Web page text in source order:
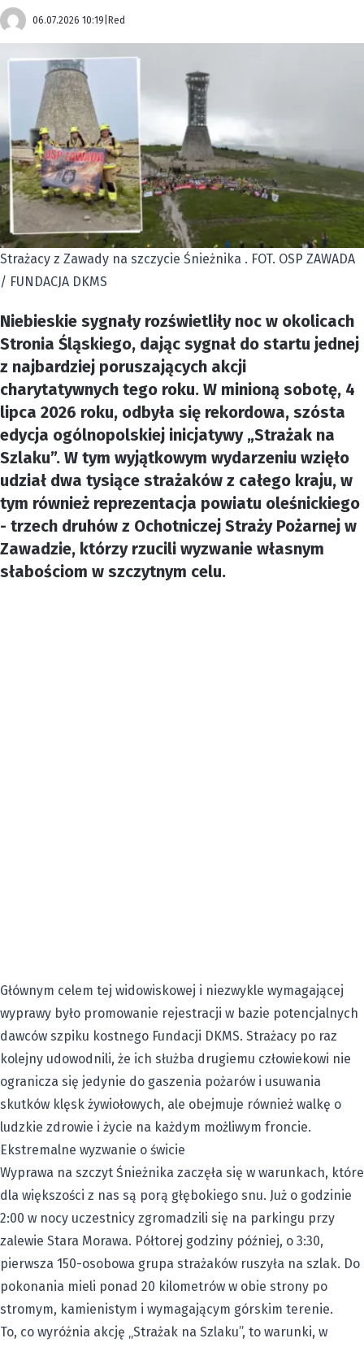
06.07.2026 10:19 Red
Strażacy z Zawady na szczycie Śnieżnika . FOT. OSP ZAWADA
/ FUNDACJA DKMS
Niebieskie sygnały rozświetliły noc w okolicach
Stronia Śląskiego, dając sygnał do startu jednej
z najbardziej poruszających akcji
charytatywnych tego roku. W minioną sobotę, 4
lipca 2026 roku, odbyła się rekordowa, szósta
edycja ogólnopolskiej inicjatywy „Strażak na
Szlaku”. W tym wyjątkowym wydarzeniu wzięło
udział dwa tysiące strażaków z całego kraju, w
tym również reprezentacja powiatu oleśnickiego
- trzech druhów z Ochotniczej Straży Pożarnej w
Zawadzie, którzy rzucili wyzwanie własnym
słabościom w szczytnym celu.
Głównym celem tej widowiskowej i niezwykle wymagającej
wyprawy było promowanie rejestracji w bazie potencjalnych
dawców szpiku kostnego Fundacji DKMS. Strażacy po raz
kolejny udowodnili, że ich służba drugiemu człowiekowi nie
ogranicza się jedynie do gaszenia pożarów i usuwania
skutków klęsk żywiołowych, ale obejmuje również walkę o
ludzkie zdrowie i życie na każdym możliwym froncie.
Ekstremalne wyzwanie o świcie
Wyprawa na szczyt Śnieżnika zaczęła się w warunkach, które
dla większości z nas są porą głębokiego snu. Już o godzinie
2:00 w nocy uczestnicy zgromadzili się na parkingu przy
zalewie Stara Morawa. Półtorej godziny później, o 3:30,
pierwsza 150-osobowa grupa strażaków ruszyła na szlak. Do
pokonania mieli ponad 20 kilometrów w obie strony po
stromym, kamienistym i wymagającym górskim terenie.
To, co wyróżnia akcję „Strażak na Szlaku”, to warunki, w